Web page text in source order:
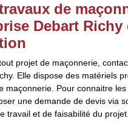
de
Debart
projet de maçonnerie,
Elle dispose des matériels
maçonnerie. Pour connaitre les
une demande de devis via
travail et de faisabilité du